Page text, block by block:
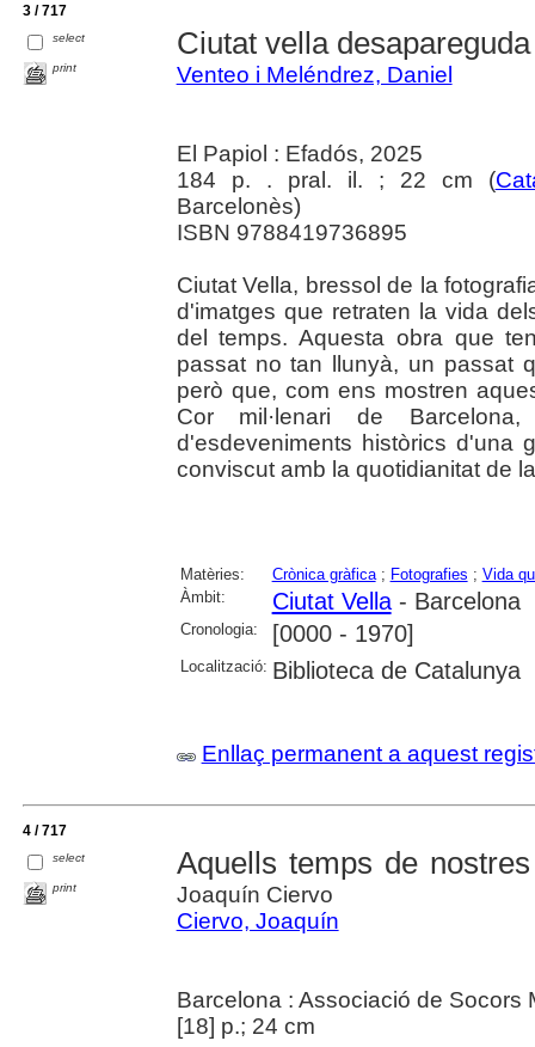
3 / 717
select
print
Ciutat vella desapareguda
Venteo i Meléndrez, Daniel
El Papiol : Efadós, 2025
184 p. . pral. il. ; 22 cm (
Barcelonès)
ISBN 9788419736895
Ciutat Vella, bressol de la
d'imatges que retraten la vida
del temps. Aquesta obra que
passat no tan llunyà, un passat
però que, com ens mostren
Cor mil·lenari de
d'esdeveniments històrics d'una
conviscut amb la quotidianitat de
Matèries: Crònica gràfica; Fotografies ; Vida
Àmbit:
Ciutat Vella- Barcelona
Cronologia: [0000 - 1970]
Localització: Biblioteca de Catalunya
Enllaç permanent a aquest
4 / 717
select
print
Aquells temps de
Joaquín Ciervo
Ciervo, Joaquín
Barcelona : Associació de Socors
[18] p.; 24 cm